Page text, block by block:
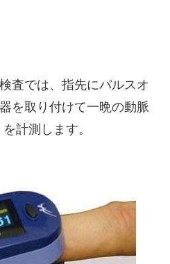
査では、指先にパルスオ
を取り付けて一晩の動脈
を計測します。